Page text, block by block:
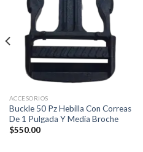
a la
lista de
deseos
ACCESORIOS
Buckle 50 Pz Hebilla Con Correas
De 1 Pulgada Y Media Broche
$550.00